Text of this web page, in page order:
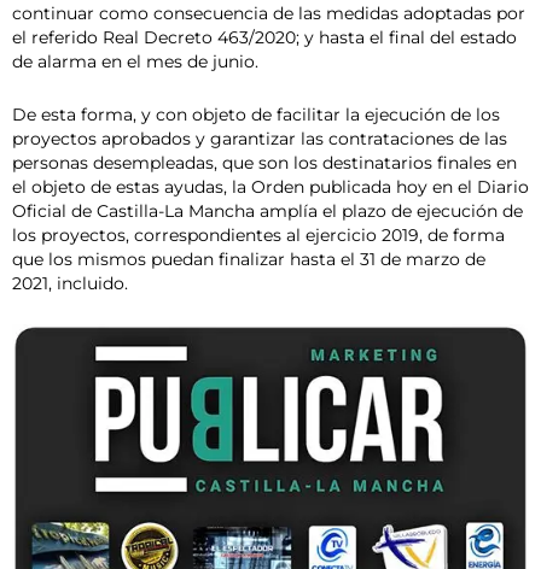
continuar como consecuencia de las medidas adoptadas por
el referido Real Decreto 463/2020; y hasta el final del estado
de alarma en el mes de junio.
De esta forma, y con objeto de facilitar la ejecución de los
proyectos aprobados y garantizar las contrataciones de las
personas desempleadas, que son los destinatarios finales en
el objeto de estas ayudas, la Orden publicada hoy en el Diario
Oficial de Castilla-La Mancha amplía el plazo de ejecución de
los proyectos, correspondientes al ejercicio 2019, de forma
que los mismos puedan finalizar hasta el 31 de marzo de
2021, incluido.